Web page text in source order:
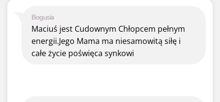
Bogusia
Maciuś jest Cudownym Chłopcem pełnym
energii.Jego Mama ma niesamowitą siłę i
całe życie poświęca synkowi